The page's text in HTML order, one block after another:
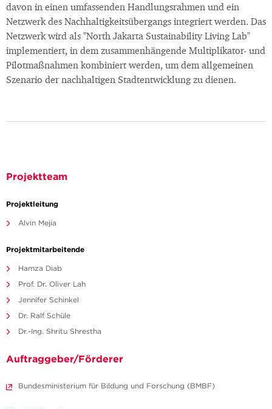
davon in einen umfassenden Handlungsrahmen und ein
Netzwerk des Nachhaltigkeitsübergangs integriert werden. Das
Netzwerk wird als "North Jakarta Sustainability Living Lab"
implementiert, in dem zusammenhängende Multiplikator- und
Pilotmaßnahmen kombiniert werden, um dem allgemeinen
Szenario der nachhaltigen Stadtentwicklung zu dienen.
Projektteam
Projektleitung
Alvin Mejia
Projektmitarbeitende
Hamza Diab
Prof. Dr. Oliver Lah
Jennifer Schinkel
Dr. Ralf Schüle
Dr.-Ing. Shritu Shrestha
Auftraggeber/Förderer
Bundesministerium für Bildung und Forschung (BMBF)